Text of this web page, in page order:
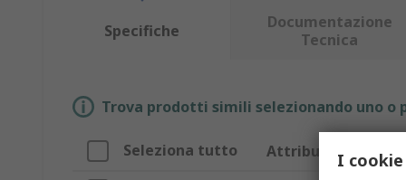
Specifiche
Documentazione
Tecnica
Trova prodotti simili selezionando uno
Seleziona tutto Attributo I